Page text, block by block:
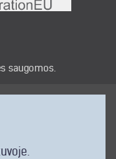
saugomos.